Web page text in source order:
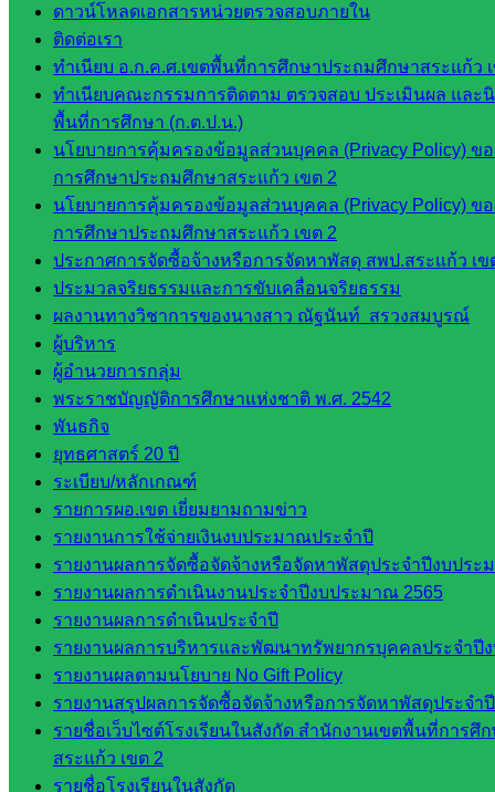
ดาวน์โหลดเอกสารหน่วยตรวจสอบภายใน
ติดต่อเรา
ทำเนียบ อ.ก.ค.ศ.เขตพื้นที่การศึกษาประถมศึกษาสระแก้ว
ทำเนียบคณะกรรมการติดตาม ตรวจสอบ ประเมินผล และ
พื้นที่การศึกษา (ก.ต.ป.น.)
นโยบายการคุ้มครองข้อมูลส่วนบุคคล (Privacy Policy) ข
การศึกษาประถมศึกษาสระแก้ว เขต 2
นโยบายการคุ้มครองข้อมูลส่วนบุคคล (Privacy Policy) ข
การศึกษาประถมศึกษาสระแก้ว เขต 2
ประกาศการจัดซื้อจ้างหรือการจัดหาพัสดุ สพป.สระแก้ว เข
ประมวลจริยธรรมและการขับเคลื่อนจริยธรรม
ผลงานทางวิชาการของนางสาว ณัฐนันท์ สรวงสมบูรณ์
ผู้บริหาร
ผู้อำนวยการกลุ่ม
พระราชบัญญัติการศึกษาแห่งชาติ พ.ศ. 2542
พันธกิจ
ยุทธศาสตร์ 20 ปี
ระเบียบ/หลักเกณฑ์
รายการผอ.เขต เยี่ยมยามถามข่าว
รายงานการใช้จ่ายเงินงบประมาณประจำปี
รายงานผลการจัดซื้อจัดจ้างหรือจัดหาพัสดุประจำปีงบปร
รายงานผลการดำเนินงานประจำปีงบประมาณ 2565
รายงานผลการดำเนินประจำปี
รายงานผลการบริหารและพัฒนาทรัพยากรบุคคลประจำปี
รายงานผลตามนโยบาย No Gift Policy
รายงานสรุปผลการจัดซื้อจัดจ้างหรือการจัดหาพัสดุประจำ
รายชื่อเว็บไซต์โรงเรียนในสังกัด สำนักงานเขตพื้นที่การศึ
สระแก้ว เขต 2
รายชื่อโรงเรียนในสังกัด
ก.ต.ป.น.
เว็บไซต์
อ.ค.ก.ศ.เขต
พื้นที่การ
ศึกษา
ดาวน์โหลด
เอกสาร
กลุ่
มอำนวย
การ
กลุ่ม
บริหาร
งานงาน
เงินและ
สินทรัพย์
กลุ่มน
โยบาย
และแผน
กลุ่มส่ง
เสริมการ
จัดการ
ศึกษา
กลุ่ม
บริหาร
งาน